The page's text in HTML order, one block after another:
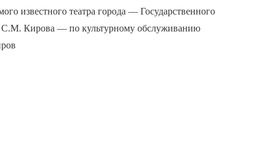
известного театра города — Государственного
С.М. Кирова — по культурному обслуживанию